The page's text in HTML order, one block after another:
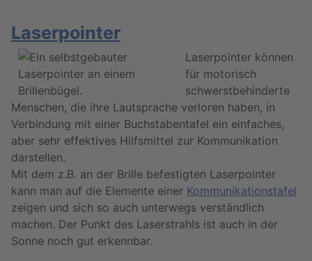
Laserpointer
Laserpointer können
für motorisch
schwerstbehinderte
Menschen, die ihre Lautsprache verloren haben, in
Verbindung mit einer Buchstabentafel ein einfaches,
aber sehr effektives Hilfsmittel zur Kommunikation
darstellen.
Mit dem z.B. an der Brille befestigten Laserpointer
kann man auf die Elemente einer Kommunikationstafel
zeigen und sich so auch unterwegs verständlich
machen. Der Punkt des Laserstrahls ist auch in der
Sonne noch gut erkennbar.